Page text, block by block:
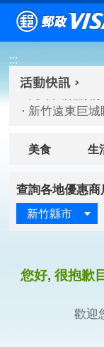
跳到主要內容區塊
:::
高雄大樂購
臺北三創生
高雄大樂購
新竹遠東巨
美食 生
查詢各地優惠商
新竹縣市
您好, 很抱歉
歡迎